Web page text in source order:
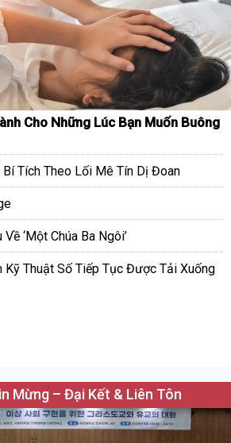
Cho Những Lúc Bạn Muốn Buông
Tích Theo Lối Mê Tín Dị Đoan
‘Một Chúa Ba Ngôi’
Kỹ Thuật Số Tiếp Tục Được Tải Xuống
Mừng – Đại Kết & Liên Tôn